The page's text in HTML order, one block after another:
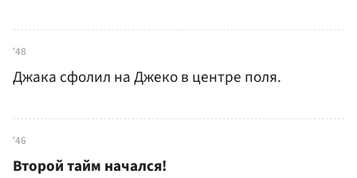
'48
Джака сфолил на Джеко в центре поля.
'46
Второй тайм начался!